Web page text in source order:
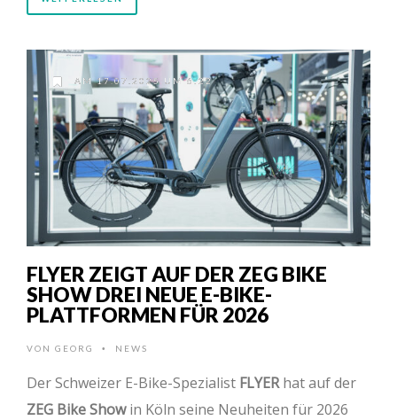
AM 17.07.2025 UM 6:22
FLYER ZEIGT AUF DER ZEG BIKE
SHOW DREI NEUE E-BIKE-
PLATTFORMEN FÜR 2026
VON GEORG • NEWS
Der Schweizer E-Bike-Spezialist FLYERhat auf der
ZEG Bike Showin Köln seine Neuheiten für 2026